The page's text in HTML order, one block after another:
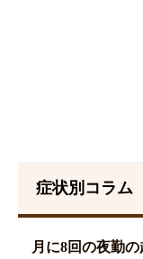
症状別コラム
月に8回の夜勤